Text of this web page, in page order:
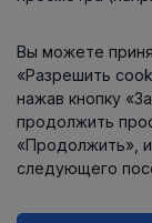
Контакты
Вы можете
«Разрешить
нажав кнопку
продолжить
«Продолжить»,
следующего